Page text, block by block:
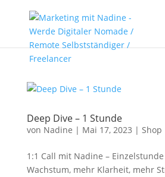
Deep Dive – 1 Stunde
von Nadine | Mai 17, 2023 | Shop
1:1 Call mit Nadine –
Wachstum, mehr Klarheit, mehr